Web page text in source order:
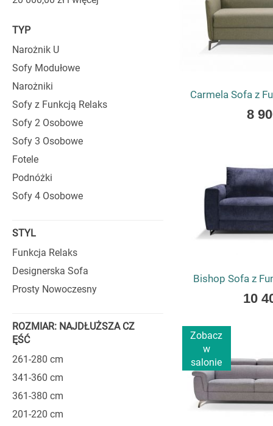
sofę do
nowoczesne, w
najmniejszym
SYSTEM
system otwierania,
projektowane są
grubości nawet 16
Każda sofa
oparć wypełnione
siedzisk oparto na
pojemniki na
układu wnętrza
.
odcieniu Titanium
W modelach
wyjątkowej klasy.
Carmela Sofa z
As
8
Bishop Sofa z
As
10
Zobacz
w
salonie
TYP
Narożnik U
Sofy Modułowe
Narożniki
Sofy z Funkcją Relaks
Sofy 2 Osobowe
Sofy 3 Osobowe
Fotele
Podnóżki
Sofy 4 Osobowe
STYL
Funkcja Relaks
Designerska Sofa
Prosty Nowoczesny
ROZMIAR: NAJDŁUŻSZA CZ
ĘŚĆ
261-280 cm
341-360 cm
361-380 cm
201-220 cm